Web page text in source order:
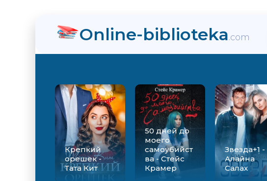
Online-biblioteka.com
Крепкий
орешек -
Тата Кит
50 дней до
моего
самоубийст
ва - Стейс
Крамер
Звезда+1 -
Алайна
Салах